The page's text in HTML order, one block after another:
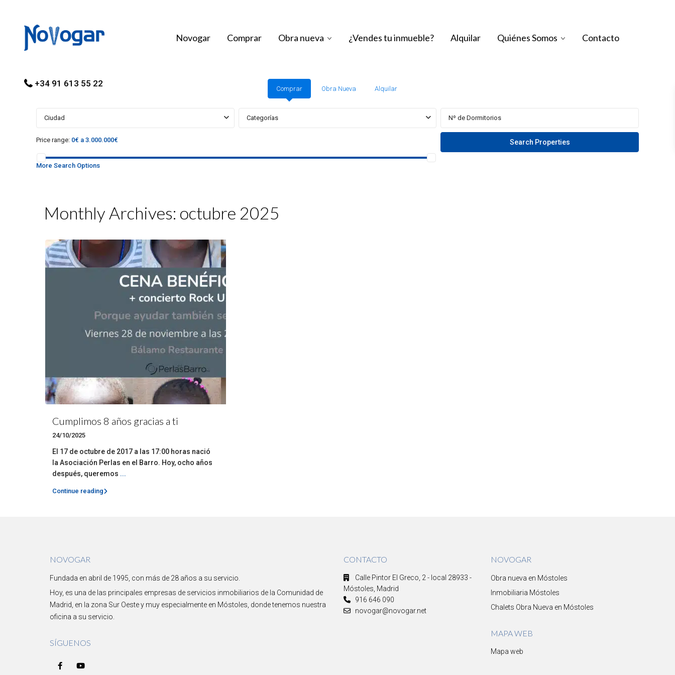
Novogar Comprar Obra nueva ¿Vendes tu inmueble? Alquilar Quiénes Somos Contacto
+34 91 613 55 22
Comprar Obra Nueva Alquilar
Ciudad Categorías
Price range: 0€ a 3.000.000€
More Search Options
Monthly Archives: octubre 2025
Cumplimos 8 años gracias a ti
24/10/2025
El 17 de octubre de 2017 a las 17:00 horas nació
la Asociación Perlas en el Barro. Hoy, ocho años
después, queremos ...
Continue reading
NOVOGAR
Fundada en abril de 1995, con más de 28 años a su servicio.
Hoy, es una de las principales empresas de servicios inmobiliarios de la Comunidad de
Madrid, en la zona Sur Oeste y muy especialmente en Móstoles, donde tenemos nuestra
oficina a su servicio.
SÍGUENOS
CONTACTO
Calle Pintor El Greco, 2 - local 28933 -
Móstoles, Madrid
916 646 090
novogar@novogar.net
NOVOGAR
Obra nueva en Móstoles
Inmobiliaria Móstoles
Chalets Obra Nueva en Móstoles
MAPA WEB
Mapa web